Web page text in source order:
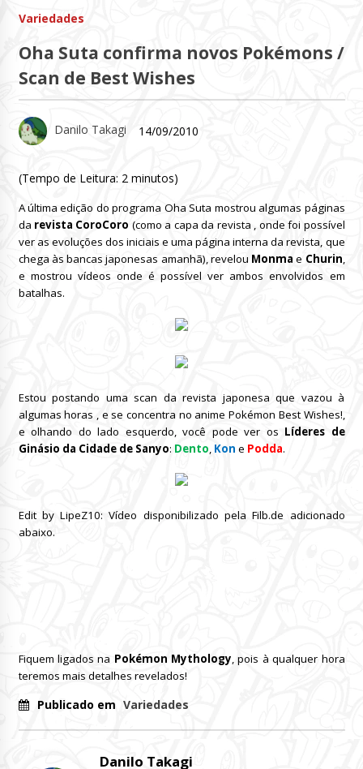
Variedades
Oha Suta confirma novos Pokémons /
Scan de Best Wishes
Danilo Takagi 14/09/2010
(Tempo de Leitura: 2 minutos)
A última edição do programa Oha Suta mostrou algumas páginas
da revista CoroCoro (como a capa da revista , onde foi possível
ver as evoluções dos iniciais e uma página interna da revista, que
chega às bancas japonesas amanhã), revelou Monma e Churin,
e mostrou vídeos onde é possível ver ambos envolvidos em
batalhas.
Estou postando uma scan da revista japonesa que vazou à
algumas horas , e se concentra no anime Pokémon Best Wishes!,
e olhando do lado esquerdo, você pode ver os Líderes de
Ginásio da Cidade de Sanyo: Dento, Kon e Podda.
Edit by LipeZ10: Vídeo disponibilizado pela Filb.de adicionado
abaixo.
Fiquem ligados na Pokémon Mythology, pois à qualquer hora
teremos mais detalhes revelados!
Publicado em Variedades
Danilo Takagi